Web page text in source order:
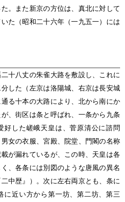
。また新京の方位は、真北に対して
た（昭和二十六年（一九五一）には
十八丈の朱雀大路を敷設し、これに
した（左京は洛陽城、右京は長安城
る十本の大路により、北から南にか
、街区は条と呼ばれ、一条から九条
好した嵯峨天皇は、菅原清公に諮問
女の衣服、宮殿、院堂、門閣の名称
が漏れているが、この時、天皇は各
、各条には別図のような唐風の異名
中歴』）。次に左右両京とも、条に
に近い方から第一坊、第二坊、第三